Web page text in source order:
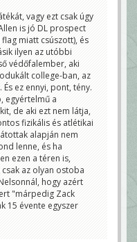
vagy ezt csak úgy
is jó DL prospect
miatt csúszott), és
ilyen az utóbbi
védőfalember, aki
college-ban, az
ez ennyi, pont, tény.
egyértelmű a
de aki ezt nem látja,
fizikális és atlétikai
alapján nem
lenne, és ha
ezen a téren is,
az olyan ostoba
hogy azért
"márpedig Zack
15 évente egyszer